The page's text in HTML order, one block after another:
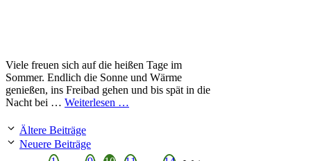
Viele freuen sich auf die heißen Tage im
Sommer. Endlich die Sonne und Wärme
genießen, ins Freibad gehen und bis spät in die
Nacht bei … Weiterlesen …
Ältere Beiträge
Neuere Beiträge